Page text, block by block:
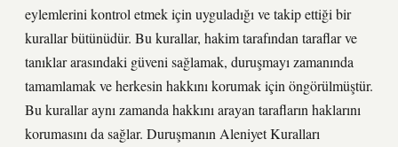
eylemlerini kontrol etmek için uyguladığı ve takip ettiği bir
kurallar bütünüdür. Bu kurallar, hakim tarafından taraflar ve
tanıklar arasındaki güveni sağlamak, duruşmayı zamanında
tamamlamak ve herkesin hakkını korumak için öngörülmüştür.
Bu kurallar aynı zamanda hakkını arayan tarafların haklarını
korumasını da sağlar. Duruşmanın Aleniyet Kuralları